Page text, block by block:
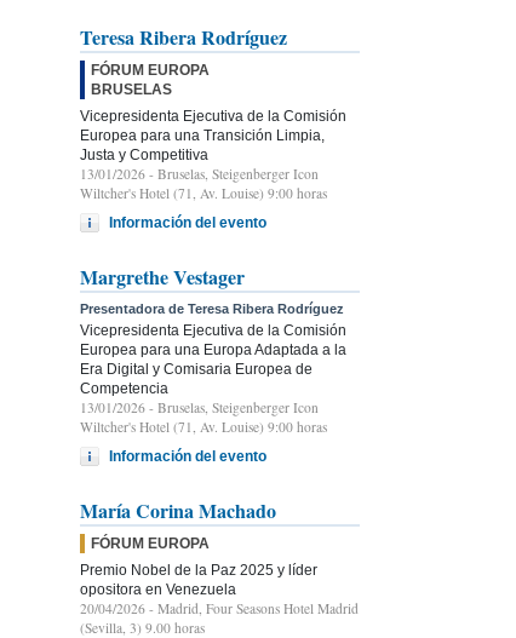
Teresa Ribera Rodríguez
FÓRUM EUROPA
BRUSELAS
Vicepresidenta Ejecutiva de la Comisión
Europea para una Transición Limpia,
Justa y Competitiva
13/01/2026 - Bruselas, Steigenberger Icon
Wiltcher's Hotel (71, Av. Louise) 9:00 horas
Información del evento
Margrethe Vestager
Presentadora de Teresa Ribera Rodríguez
Vicepresidenta Ejecutiva de la Comisión
Europea para una Europa Adaptada a la
Era Digital y Comisaria Europea de
Competencia
13/01/2026 - Bruselas, Steigenberger Icon
Wiltcher's Hotel (71, Av. Louise) 9:00 horas
Información del evento
María Corina Machado
FÓRUM EUROPA
Premio Nobel de la Paz 2025 y líder
opositora en Venezuela
20/04/2026 - Madrid, Four Seasons Hotel Madrid
(Sevilla, 3) 9.00 horas